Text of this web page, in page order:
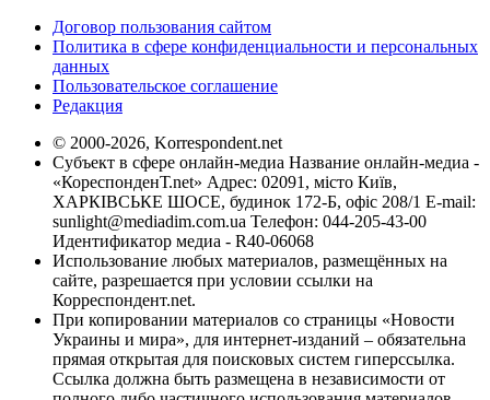
Договор пользования сайтом
Политика в сфере конфиденциальности и персональных
данных
Пользовательское соглашение
Редакция
© 2000-2026, Korrespondent.net
Субъект в сфере онлайн-медиа Название онлайн-медиа -
«КореспонденТ.net» Адрес: 02091, місто Київ,
ХАРКІВСЬКЕ ШОСЕ, будинок 172-Б, офіс 208/1 E-mail:
sunlight@mediadim.com.ua Телефон: 044-205-43-00
Идентификатор медиа - R40-06068
Использование любых материалов, размещённых на
сайте, разрешается при условии ссылки на
Корреспондент.net.
При копировании материалов со страницы «Новости
Украины и мира», для интернет-изданий – обязательна
прямая открытая для поисковых систем гиперссылка.
Ссылка должна быть размещена в независимости от